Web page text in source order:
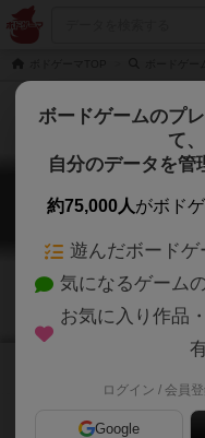
ボードゲームのプ
て、
自分のデータを管
約75,000人がボド
遊んだボード
気になるゲーム
お気に入り作品
ログイン / 会員登
Google